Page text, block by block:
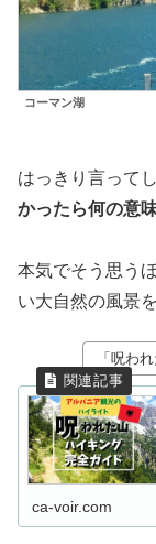
コーマン湖
はっきり言って
かったら何の意
本気でそう思う
い大自然の風景
「呪わ
ca-voir.com